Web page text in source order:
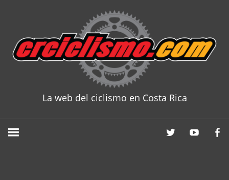
content
La web del ciclismo en Costa Rica